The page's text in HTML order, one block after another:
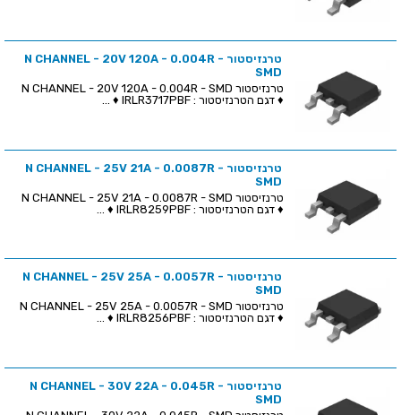
טרנזיסטור N CHANNEL - 20V 120A - 0.004R -
SMD
♦ דגם הטרנזיסטור : IRLR3717PBF ♦ ...
טרנזיסטור N CHANNEL - 25V 21A - 0.0087R -
SMD
♦ דגם הטרנזיסטור : IRLR8259PBF ♦ ...
טרנזיסטור N CHANNEL - 25V 25A - 0.0057R -
SMD
♦ דגם הטרנזיסטור : IRLR8256PBF ♦ ...
טרנזיסטור N CHANNEL - 30V 22A - 0.045R -
SMD